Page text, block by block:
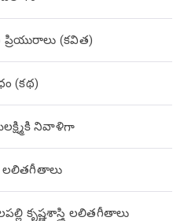
(కవిత)
(కథ)
నివాళిగా
లలితగీతాలు
కృష్ణశాస్త్రి లలితగీతాలు